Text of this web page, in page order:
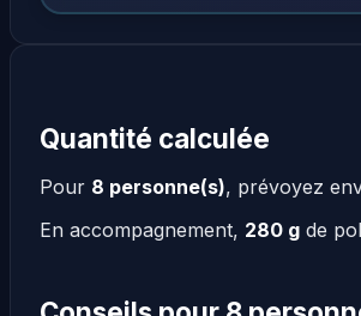
Quantité calculée
Pour 8 personne(s), prévoyez
En accompagnement, 280 g de